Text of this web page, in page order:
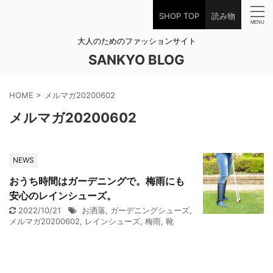
SHOP TOP 読み物
大人のためのファッションサイト
SANKYO BLOG
HOME > メルマガ20200602
メルマガ20200602
NEWS
おうち時間はガーデニングで。梅雨にも
安心のレインシューズ。
2022/10/21 お洒落, ガーデニングシューズ,
メルマガ20200602, レインシューズ, 梅雨, 靴